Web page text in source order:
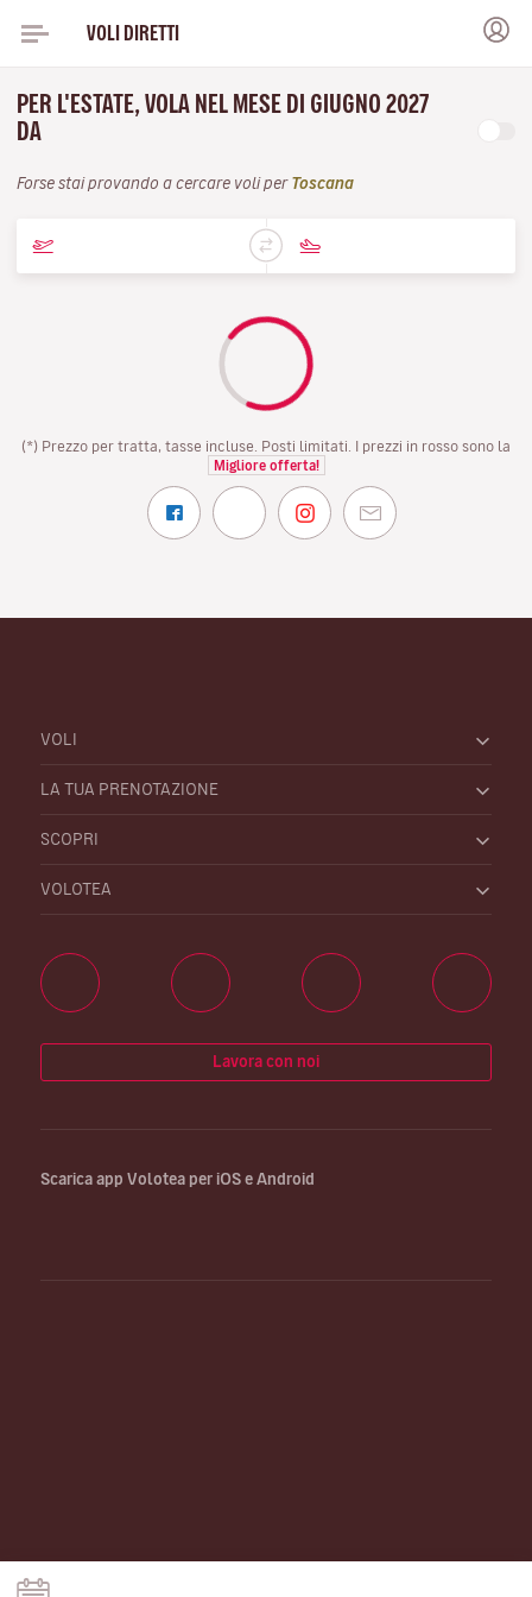
VOLI DIRETTI
PER L'ESTATE, VOLA NEL MESE DI GIUGNO 2027
DA
Forse stai provando a cercare voli per Toscana
(*) Prezzo per tratta, tasse incluse. Posti limitati. I prezzi in rosso sono la
Migliore offerta!
VOLI
LA TUA PRENOTAZIONE
SCOPRI
VOLOTEA
Lavora con noi
Scarica app Volotea per iOS e Android